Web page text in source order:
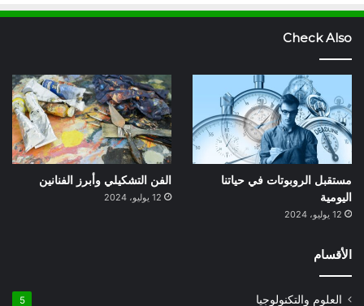
Check Also
مستقبل الروبوتات في حياتنا
اليومية
12 يوليو، 2024
الفن التشكيلي وأبرز الفنانين
12 يوليو، 2024
الأقسام
العلوم والتكنولوجيا 5